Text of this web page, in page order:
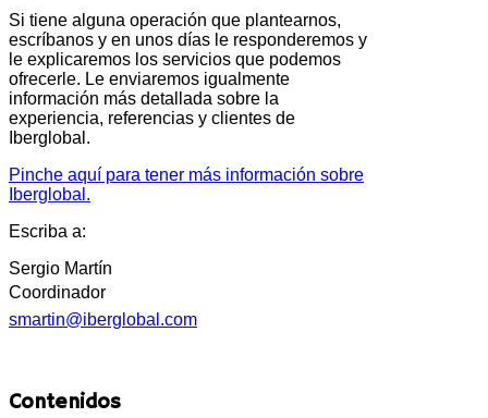
Si tiene alguna operación que plantearnos,
escríbanos y en unos días le responderemos y
le explicaremos los servicios que podemos
ofrecerle. Le enviaremos igualmente
información más detallada sobre la
experiencia, referencias y clientes de
Iberglobal.
Pinche aquí para tener más información sobre
Iberglobal.
Escriba a:
Sergio Martín
Coordinador
smartin@iberglobal.com
Contenidos